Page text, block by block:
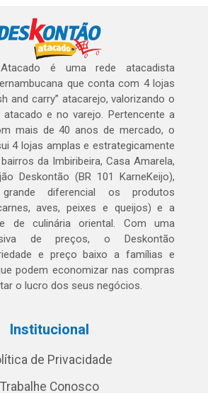
é uma rede atacadista
que conta com 4 lojas
and carry” atacarejo, valorizando o
e no varejo. Pertencente a
mais de 40 anos de mercado, o
4 lojas amplas e estrategicamente
da Imbiribeira, Casa Amarela,
Deskontão (BR 101 KarneKeijo),
diferencial os produtos
aves, peixes e queijos) e a
de culinária oriental. Com uma
de preços, o Deskontão
e preço baixo a famílias e
podem economizar nas compras
o lucro dos seus negócios.
Institucional
de Privacidade
Trabalhe Conosco